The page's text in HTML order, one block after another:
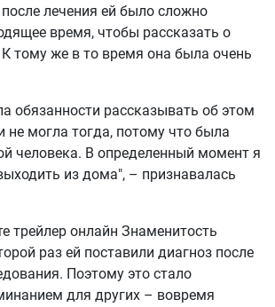
лечения ей было сложно
время, чтобы рассказать о
тому же в то время она была очень
обязанности рассказывать об этом
не могла тогда, потому что была
человека. В определенный момент я
из дома", – признавалась
трейлер онлайн Знаменитость
раз ей поставили диагноз после
Поэтому это стало
для других – вовремя